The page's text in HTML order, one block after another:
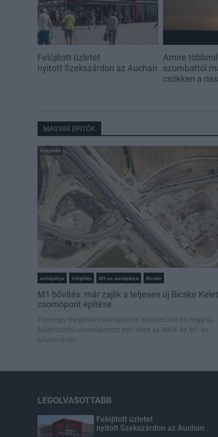
Felújított üzletet
nyitott Szekszárdon az Auchan
Amire
szombattól
csökken a
MAGYAR ÉPÍTŐK
Útépítés
autópálya útépítés M1-es autópálya Bicske
M1 bővítés: már zajlik a teljesen új Bicske Kelet
csomópont építése
Tizenegy meglévő csomópontot korszerűsít és négy új,
különszintű csomópontot hoz létre az MKIF az M1-es
bővítésénél.
LEGOLVASOTTABB
Felújított üzletet
nyitott Szekszárdon az Auchan